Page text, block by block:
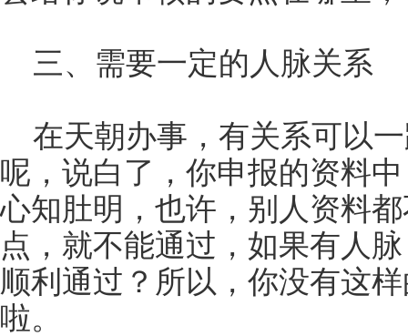
三、需要一定的人脉关系
在天朝办事，有关系可以
呢，说白了，你申报的资料
心知肚明，也许，别人资料
点，就不能通过，如果有人
顺利通过？所以，你没有这
啦。